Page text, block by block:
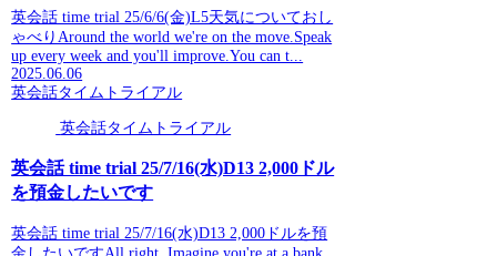
英会話 time trial 25/6/6(金)L5天気についておし
ゃべりAround the world we're on the move.Speak
up every week and you'll improve.You can t...
2025.06.06
英会話タイムトライアル
英会話タイムトライアル
英会話 time trial 25/7/16(水)D13 2,000ドル
を預金したいです
英会話 time trial 25/7/16(水)D13 2,000ドルを預